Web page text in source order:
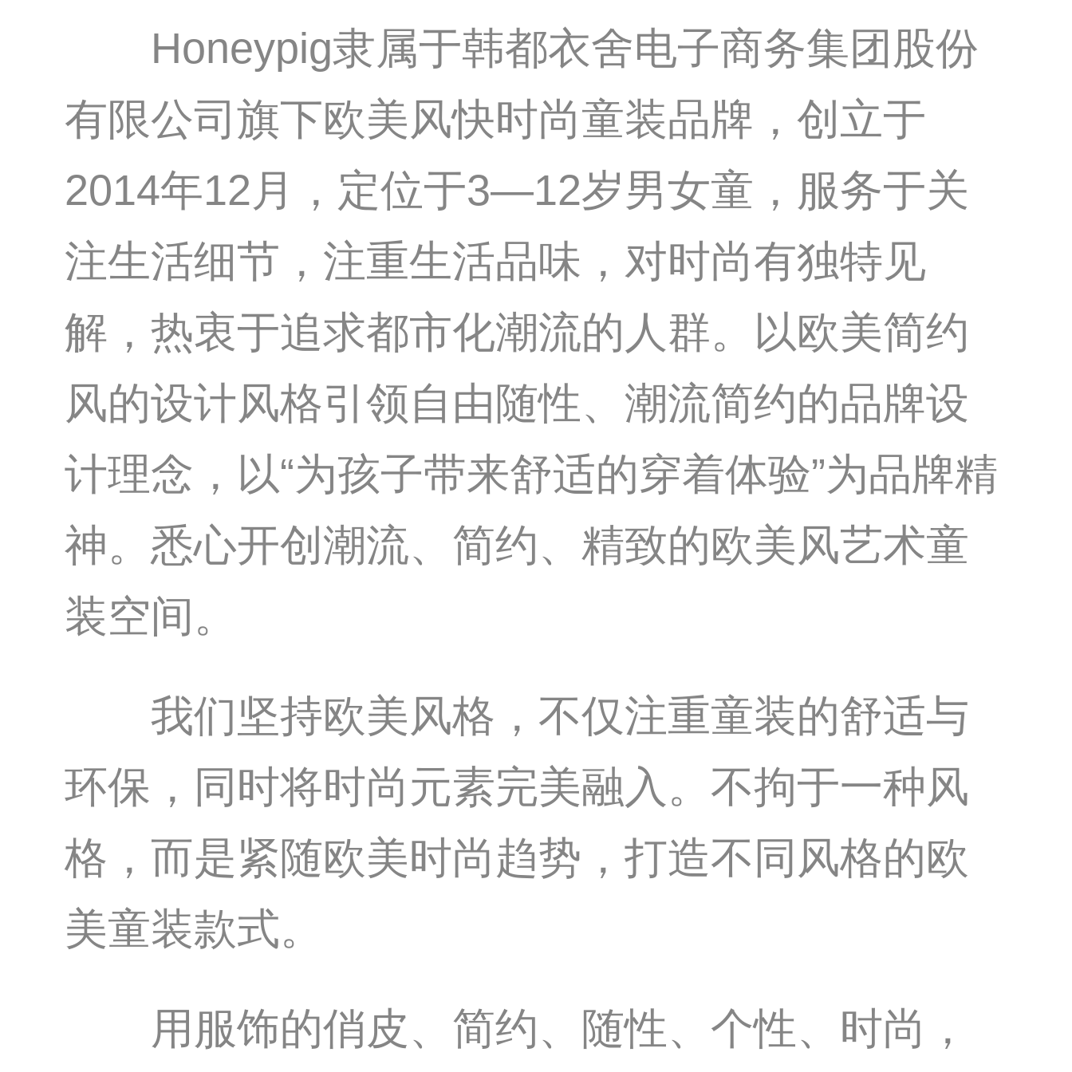
Honeypig隶属于韩都衣舍电子商务集团股份
有限公司旗下欧美风快时尚童装品牌，创立于
2014年12月，定位于3—12岁男女童，服务于关
注生活细节，注重生活品味，对时尚有独特见
解，热衷于追求都市化潮流的人群。以欧美简约
风的设计风格引领自由随性、潮流简约的品牌设
计理念，以“为孩子带来舒适的穿着体验”为品牌精
神。悉心开创潮流、简约、精致的欧美风艺术童
装空间。
我们坚持欧美风格，不仅注重童装的舒适与
环保，同时将时尚元素完美融入。不拘于一种风
格，而是紧随欧美时尚趋势，打造不同风格的欧
美童装款式。
用服饰的俏皮、简约、随性、个性、时尚，